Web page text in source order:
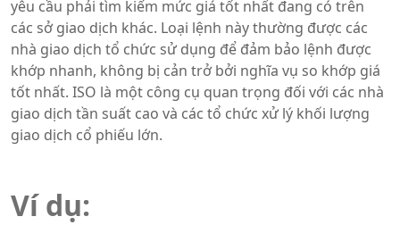
yêu cầu phải tìm kiếm mức giá tốt nhất đang có trên
các sở giao dịch khác. Loại lệnh này thường được các
nhà giao dịch tổ chức sử dụng để đảm bảo lệnh được
khớp nhanh, không bị cản trở bởi nghĩa vụ so khớp giá
tốt nhất. ISO là một công cụ quan trọng đối với các nhà
giao dịch tần suất cao và các tổ chức xử lý khối lượng
giao dịch cổ phiếu lớn.
Ví dụ: